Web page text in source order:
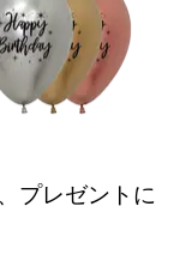
プレゼントに